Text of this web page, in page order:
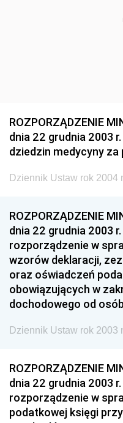
ROZPORZĄDZENIE
dnia 22 grudnia 2003
dziedzin medycyny
Dziennik Ustaw rok 2004
ROZPORZĄDZENIE
dnia 22 grudnia 2003
rozporządzenie w
wzorów deklaracji,
oraz oświadczeń
obowiązujących w
dochodowego od
Dziennik Ustaw rok 2003
ROZPORZĄDZENIE
dnia 22 grudnia 2003
rozporządzenie w
podatkowej księgi